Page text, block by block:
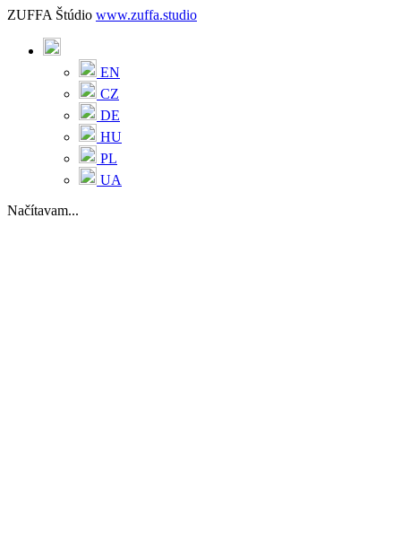
ZUFFA Štúdio www.zuffa.studio
EN
CZ
DE
HU
PL
UA
Načítavam...